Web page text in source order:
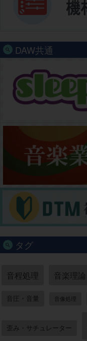
DAW共通
タグ
音程処理 音楽理論
音圧・音量 音像処理
歪み・サチュレーター